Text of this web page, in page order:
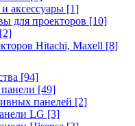
аксессуары [1]
для проекторов [10]
[2]
Hitachi, Maxell [8]
[94]
[49]
панелей [2]
LG [3]